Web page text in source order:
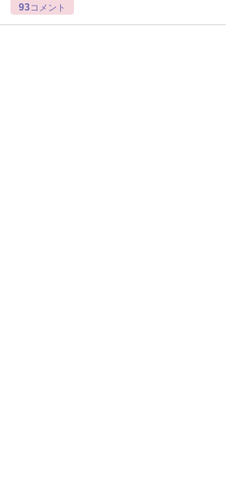
93コメント